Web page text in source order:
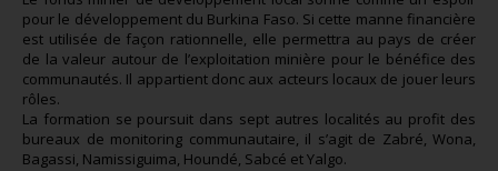
pour le développement du Burkina Faso. Si cette manne financière
est utilisée de façon rationnelle, elle permettra au pays de créer
de la valeur autour de l’exploitation minière pour le bénéfice des
communautés. Il appartient donc aux acteurs locaux de jouer leurs
rôles.
La formation se poursuit dans sept autres localités au profit des
bureaux de monitoring communautaire, il s’agit de Zabré, Wona,
Bagassi, Namissiguima, Houndé, Sabcé et Yalgo.